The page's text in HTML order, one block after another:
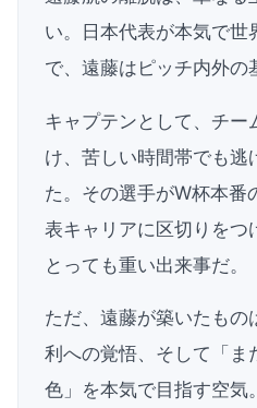
い。日本代表が本気で世
で、遠藤はピッチ内外の
キャプテンとして、チー
け、苦しい時間帯でも逃
た。その選手がW杯本番
表キャリアに区切りをつ
とっても重い出来事だ。
ただ、遠藤が築いたもの
利への覚悟、そして「ま
色」を本気で目指す空気